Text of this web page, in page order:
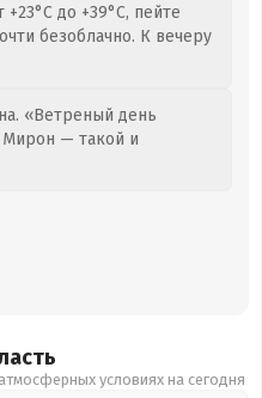
до +39°C, пейте
безоблачно. К вечеру
«Ветреный день
— такой и
условиях на сегодня